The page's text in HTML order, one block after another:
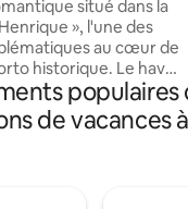
situé dans la
», l'une des
au cœur de
historique. Le havre
après avoir
il est impossible de ne
la lumière, la paix et
populaires
de vacances